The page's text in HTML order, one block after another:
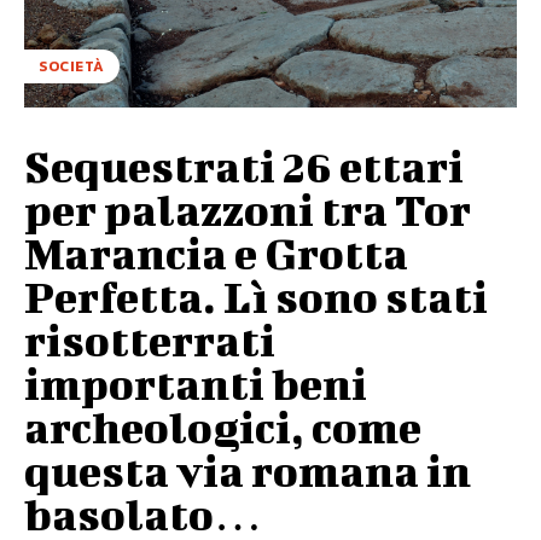
SOCIETÀ
Sequestrati 26 ettari
per palazzoni tra Tor
Marancia e Grotta
Perfetta. Lì sono stati
risotterrati
importanti beni
archeologici, come
questa via romana in
basolato…